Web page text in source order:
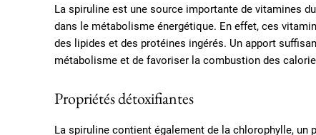
La spiruline est une source importante de vitamines
dans le métabolisme énergétique. En effet, ces
des lipides et des protéines ingérés. Un apport
métabolisme et de favoriser la combustion des
Propriétés détoxifiantes
La spiruline contient également de la chlorophylle,